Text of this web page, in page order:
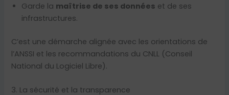
Garde la maîtrise de ses données et de ses
infrastructures.
C’est une démarche alignée avec les orientations de
l’ANSSI et les recommandations du CNLL (Conseil
National du Logiciel Libre).
3. La sécurité et la transparence